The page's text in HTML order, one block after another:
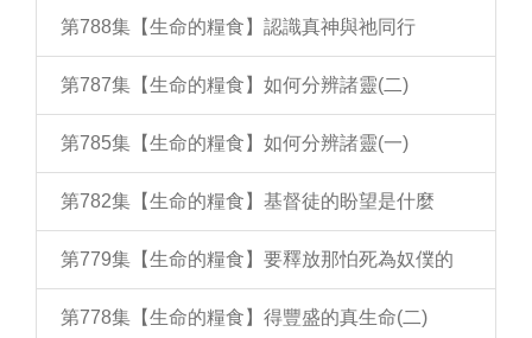
第788集【生命的糧食】認識真神與祂同行
第787集【生命的糧食】如何分辨諸靈(二)
第785集【生命的糧食】如何分辨諸靈(一)
第782集【生命的糧食】基督徒的盼望是什麼
第779集【生命的糧食】要釋放那怕死為奴僕的
第778集【生命的糧食】得豐盛的真生命(二)